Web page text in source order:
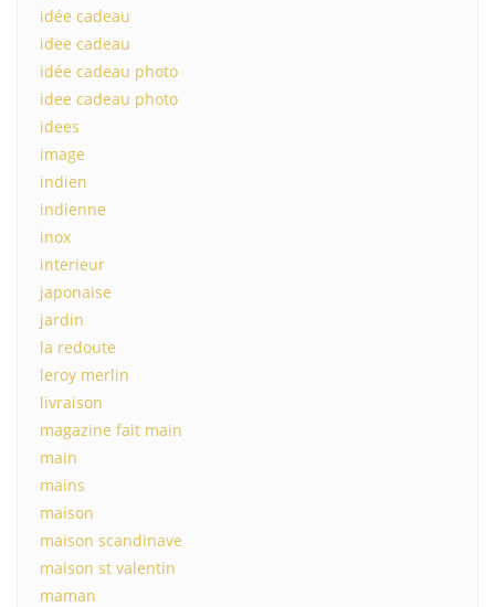
idée cadeau
idee cadeau
idée cadeau photo
idee cadeau photo
idees
image
indien
indienne
inox
interieur
japonaise
jardin
la redoute
leroy merlin
livraison
magazine fait main
main
mains
maison
maison scandinave
maison st valentin
maman